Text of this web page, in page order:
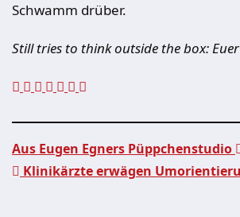
Schwamm drüber.
Still tries to think outside the box:
Aus Eugen Egners Püppchenstudio
Klinikärzte erwägen